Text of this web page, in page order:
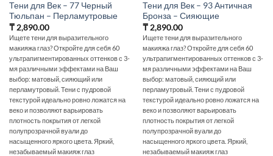
Тени для Век – 77 Черный
Тюльпан – Перламутровые
₸2,890.00
Ищете тени для выразительного
макияжа глаз? Откройте для себя 60
ультрапигментированных оттенков с 3-
мя различными эффектами на Ваш
выбор: матовый, сияющий или
перламутровый. Тени с пудровой
текстурой идеально ровно ложатся на
веко и позволяют варьировать
плотность покрытия от легкой
полупрозрачной вуали до
насыщенного яркого цвета. Яркий,
незабываемый макияж глаз
Тени для Век – 93 Античная
Бронза – Сияющие
₸2,890.00
Ищете тени для выразительного
макияжа глаз? Откройте для себя 60
ультрапигментированных оттенков с 3-
мя различными эффектами на Ваш
выбор: матовый, сияющий или
перламутровый. Тени с пудровой
текстурой идеально ровно ложатся на
веко и позволяют варьировать
плотность покрытия от легкой
полупрозрачной вуали до
насыщенного яркого цвета. Яркий,
незабываемый макияж глаз